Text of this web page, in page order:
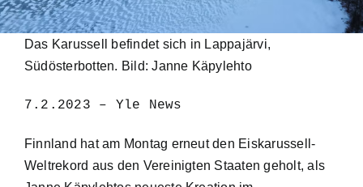
Das Karussell befindet sich in Lappajärvi,
Südösterbotten. Bild: Janne Käpylehto
7.2.2023 – Yle News
Finnland hat am Montag erneut den Eiskarussell-
Weltrekord aus den Vereinigten Staaten geholt, als